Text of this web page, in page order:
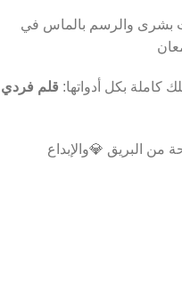
بشرى والرسم بالماس في
كاملة بكل أدواتها: قلم فردي
البريق 💎والإبداع